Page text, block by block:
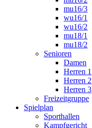
mu16/3
wu16/1
wu16/2
mu18/1
mu18/2
Senioren
Damen
Herren 1
Herren 2
Herren 3
Freizeitgruppe
Spielplan
Sporthallen
Kampfgericht